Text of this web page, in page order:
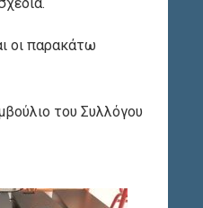
οι παρακάτω
του Συλλόγου